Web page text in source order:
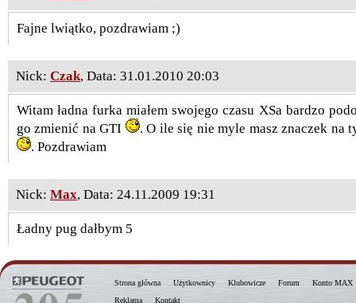
Fajne lwiątko, pozdrawiam ;)
Nick: Czak, Data: 31.01.2010 20:03
Witam ładna furka miałem swojego czasu XSa bardzo
go zmienić na GTI
. O ile się nie myle masz znaczek na
. Pozdrawiam
Nick: Max, Data: 24.11.2009 19:31
Ładny pug dałbym 5
Strona główna Użytkownicy Klubowicze Forum
Konto MAX
Reklama
Kontakt